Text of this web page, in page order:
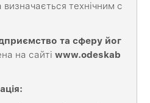
технічним с
та сферу йог
на сайтіwww.odeskab